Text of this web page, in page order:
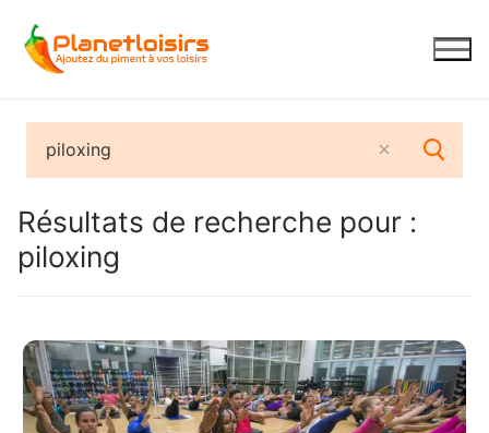
contenu
Résultats de recherche pour :
piloxing